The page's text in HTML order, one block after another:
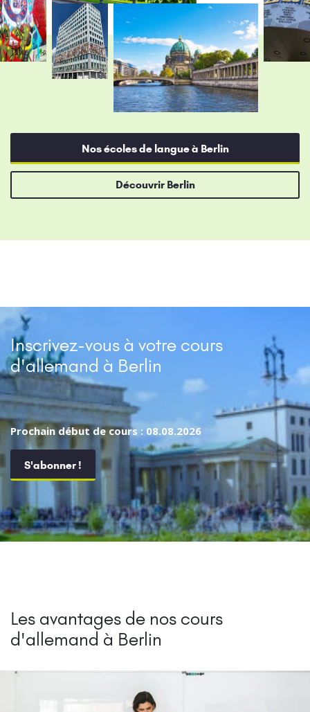
Nos écoles de langue à Berlin
Découvrir Berlin
Inscrivez-vous à votre cours
d'allemand à Berlin
Prochain début de cours : 08.08.2026
S'abonner !
Les avantages de nos cours
d'allemand à Berlin